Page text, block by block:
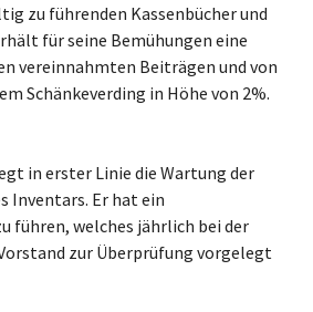
zu führenden Kassenbücher und
für seine Bemühungen eine
vereinnahmten Beiträgen und von
Schänkeverding in Höhe von 2%.
in erster Linie die Wartung der
Inventars. Er hat ein
führen, welches jährlich bei der
zur Überprüfung vorgelegt